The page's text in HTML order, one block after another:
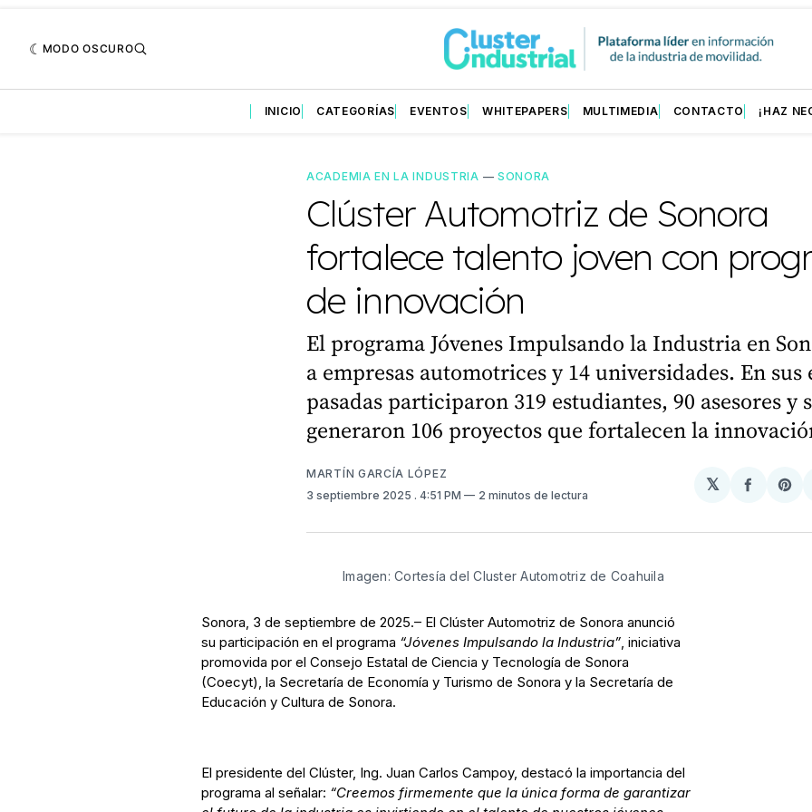
MODO OSCURO
INICIO CATEGORÍAS EVENTOS WHITEPAPERS MULTIMEDIA CONTACTO ¡HAZ
ACADEMIA EN LA INDUSTRIA — SONORA
Clúster Automotriz de Sonora
fortalece talento joven con
de innovación
El programa Jóvenes Impulsando la Industria en
a empresas automotrices y 14 universidades. En sus
pasadas participaron 319 estudiantes, 90 asesores y
generaron 106 proyectos que fortalecen la
MARTÍN GARCÍA LÓPEZ
3 septiembre 2025 . 4:51 PM 2 minutos de lectura
𝕏
Imagen: Cortesía del Cluster Automotriz de Coahuila
Sonora, 3 de septiembre de 2025.– El Clúster Automotriz de Sonora anunció
su participación en el programa “Jóvenes Impulsando la Industria”, iniciativa
promovida por el Consejo Estatal de Ciencia y Tecnología de Sonora
(Coecyt), la Secretaría de Economía y Turismo de Sonora y la Secretaría de
Educación y Cultura de Sonora.
El presidente del Clúster, Ing. Juan Carlos Campoy, destacó la importancia del
programa al señalar: “Creemos firmemente que la única forma de garantizar